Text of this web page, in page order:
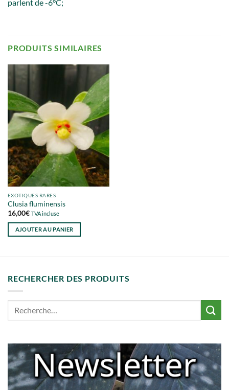
parlent de -6°C;
PRODUITS SIMILAIRES
EXOTIQUES RARES
Clusia fluminensis
16,00€ TVA incluse
AJOUTER AU PANIER
RECHERCHER DES PRODUITS